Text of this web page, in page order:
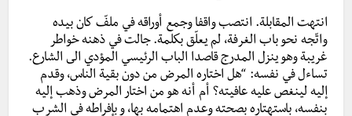
انتهت المقابلة. انتصب واقفا وجمع أوراقه في ملفّ كان بيده
واتّجه نحو باب الغرفة، لم يعلّق بكلمة. جالت في ذهنه خواطر
غريبة وهو ينزل المدرج قاصدا الباب الرئيسي المؤدي الى الشارع.
تساءل في نفسه: “هل اختاره المرض من دون بقية الناس، وقدم
إليه لينغص عليه عافيته؟ أم أنه هو من اختار المرض وذهب إليه
بنفسه، باستهتاره بصحته وعدم اهتمامه بها، و بإفراطه في الشرب